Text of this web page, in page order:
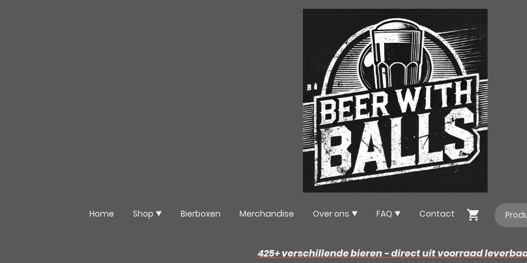
Home Shop Bierboxen Merchandise Over ons FAQ Contact
425+ verschillende bieren - direct uit voorraad